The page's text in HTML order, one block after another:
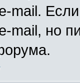
mail.
mail, но